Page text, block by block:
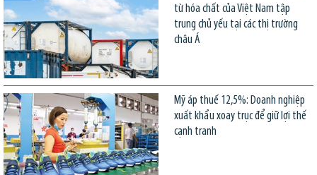
từ hóa chất của Việt Nam tập
trung chủ yếu tại các thị trường
châu Á
Mỹ áp thuế 12,5%: Doanh nghiệp
xuất khẩu xoay trục để giữ lợi thế
cạnh tranh